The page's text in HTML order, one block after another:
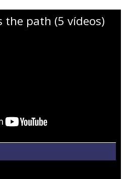
the path (5 vídeos)